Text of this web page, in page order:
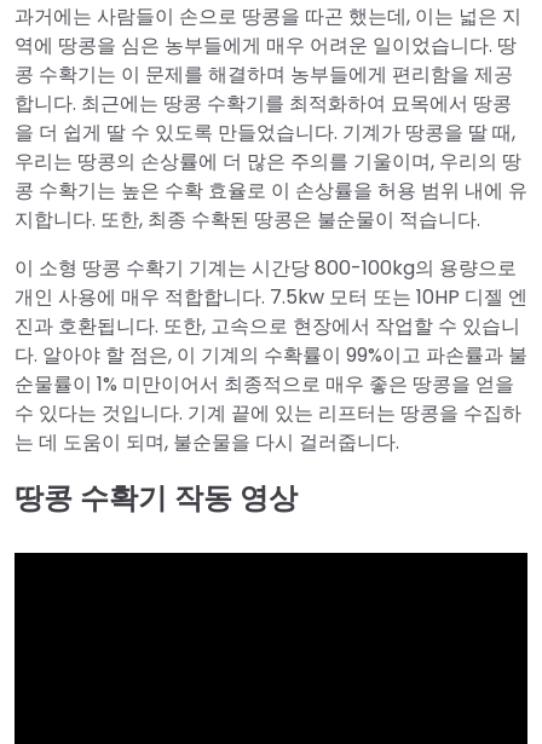
과거에는 사람들이 손으로 땅콩을 따곤 했는데, 이는 넓은 지
역에 땅콩을 심은 농부들에게 매우 어려운 일이었습니다. 땅
콩 수확기는 이 문제를 해결하며 농부들에게 편리함을 제공
합니다. 최근에는 땅콩 수확기를 최적화하여 묘목에서 땅콩
을 더 쉽게 딸 수 있도록 만들었습니다. 기계가 땅콩을 딸 때,
우리는 땅콩의 손상률에 더 많은 주의를 기울이며, 우리의 땅
콩 수확기는 높은 수확 효율로 이 손상률을 허용 범위 내에 유
지합니다. 또한, 최종 수확된 땅콩은 불순물이 적습니다.
이 소형 땅콩 수확기 기계는 시간당 800-100kg의 용량으로
개인 사용에 매우 적합합니다. 7.5kw 모터 또는 10HP 디젤 엔
진과 호환됩니다. 또한, 고속으로 현장에서 작업할 수 있습니
다. 알아야 할 점은, 이 기계의 수확률이 99%이고 파손률과 불
순물률이 1% 미만이어서 최종적으로 매우 좋은 땅콩을 얻을
수 있다는 것입니다. 기계 끝에 있는 리프터는 땅콩을 수집하
는 데 도움이 되며, 불순물을 다시 걸러줍니다.
땅콩 수확기 작동 영상